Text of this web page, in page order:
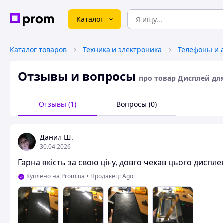
Каталог
Каталог товаров Техника и электроника Телефоны и
Отзывы и вопросы про товар Дисплей
Отзывы (1) Вопросы (0)
Данил Ш.
30.04.2026
Гарна якість за свою ціну, довго чекав цього
Куплено на Prom.ua • Продавец: Agol